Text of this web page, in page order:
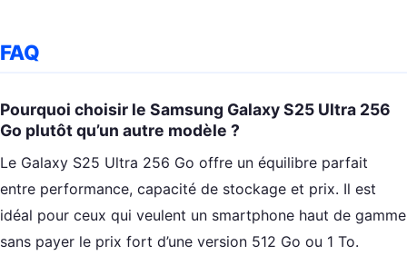
FAQ
Pourquoi choisir le Samsung Galaxy S25 Ultra 256
Go plutôt qu’un autre modèle ?
Le Galaxy S25 Ultra 256 Go offre un équilibre parfait
entre performance, capacité de stockage et prix. Il est
idéal pour ceux qui veulent un smartphone haut de gamme
sans payer le prix fort d’une version 512 Go ou 1 To.